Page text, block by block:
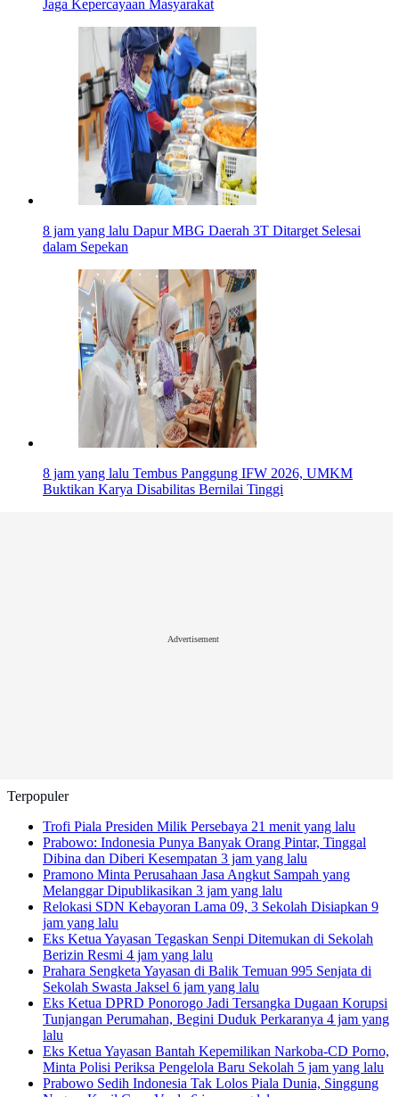
Jaga Kepercayaan Masyarakat
8 jam yang lalu Dapur MBG Daerah 3T Ditarget Selesai
dalam Sepekan
8 jam yang lalu Tembus Panggung IFW 2026, UMKM
Buktikan Karya Disabilitas Bernilai Tinggi
Advertisement
Terpopuler
Trofi Piala Presiden Milik Persebaya 21 menit yang lalu
Prabowo: Indonesia Punya Banyak Orang Pintar, Tinggal
Dibina dan Diberi Kesempatan 3 jam yang lalu
Pramono Minta Perusahaan Jasa Angkut Sampah yang
Melanggar Dipublikasikan 3 jam yang lalu
Relokasi SDN Kebayoran Lama 09, 3 Sekolah Disiapkan 9
jam yang lalu
Eks Ketua Yayasan Tegaskan Senpi Ditemukan di Sekolah
Berizin Resmi 4 jam yang lalu
Prahara Sengketa Yayasan di Balik Temuan 995 Senjata di
Sekolah Swasta Jaksel 6 jam yang lalu
Eks Ketua DPRD Ponorogo Jadi Tersangka Dugaan Korupsi
Tunjangan Perumahan, Begini Duduk Perkaranya 4 jam yang
lalu
Eks Ketua Yayasan Bantah Kepemilikan Narkoba-CD Porno,
Minta Polisi Periksa Pengelola Baru Sekolah 5 jam yang lalu
Prabowo Sedih Indonesia Tak Lolos Piala Dunia, Singgung